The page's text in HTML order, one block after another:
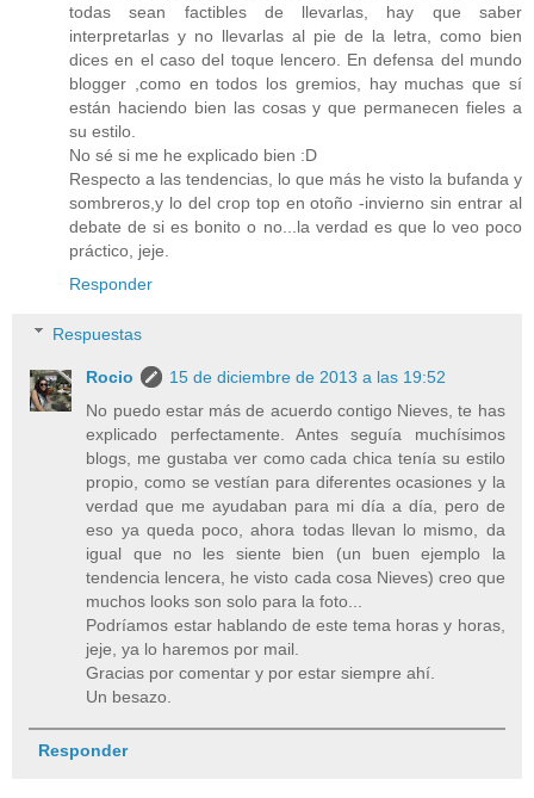
todas sean factibles de llevarlas, hay que saber
interpretarlas y no llevarlas al pie de la letra, como bien
dices en el caso del toque lencero. En defensa del mundo
blogger ,como en todos los gremios, hay muchas que sí
están haciendo bien las cosas y que permanecen fieles a
su estilo.
No sé si me he explicado bien :D
Respecto a las tendencias, lo que más he visto la bufanda y
sombreros,y lo del crop top en otoño -invierno sin entrar al
debate de si es bonito o no...la verdad es que lo veo poco
práctico, jeje.
Responder
Respuestas
Rocio
15 de diciembre de 2013 a las 19:52
No puedo estar más de acuerdo contigo Nieves, te has
explicado perfectamente. Antes seguía muchísimos
blogs, me gustaba ver como cada chica tenía su estilo
propio, como se vestían para diferentes ocasiones y la
verdad que me ayudaban para mi día a día, pero de
eso ya queda poco, ahora todas llevan lo mismo, da
igual que no les siente bien (un buen ejemplo la
tendencia lencera, he visto cada cosa Nieves) creo que
muchos looks son solo para la foto...
Podríamos estar hablando de este tema horas y horas,
jeje, ya lo haremos por mail.
Gracias por comentar y por estar siempre ahí.
Un besazo.
Responder